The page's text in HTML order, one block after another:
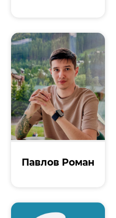
Павлов Роман